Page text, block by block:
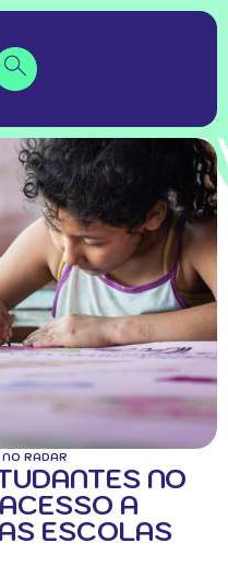
NO RADAR
NO
A
ESCOLAS